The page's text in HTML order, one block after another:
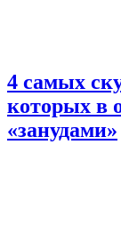
4 самых
которых в
«занудами»